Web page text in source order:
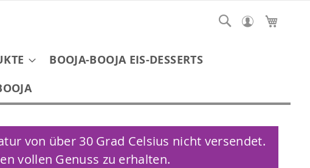
Suche
BOOJA-BOOJA EIS-DESSERTS
von über 30 Grad Celsius nicht versendet.
vollen Genuss zu erhalten.